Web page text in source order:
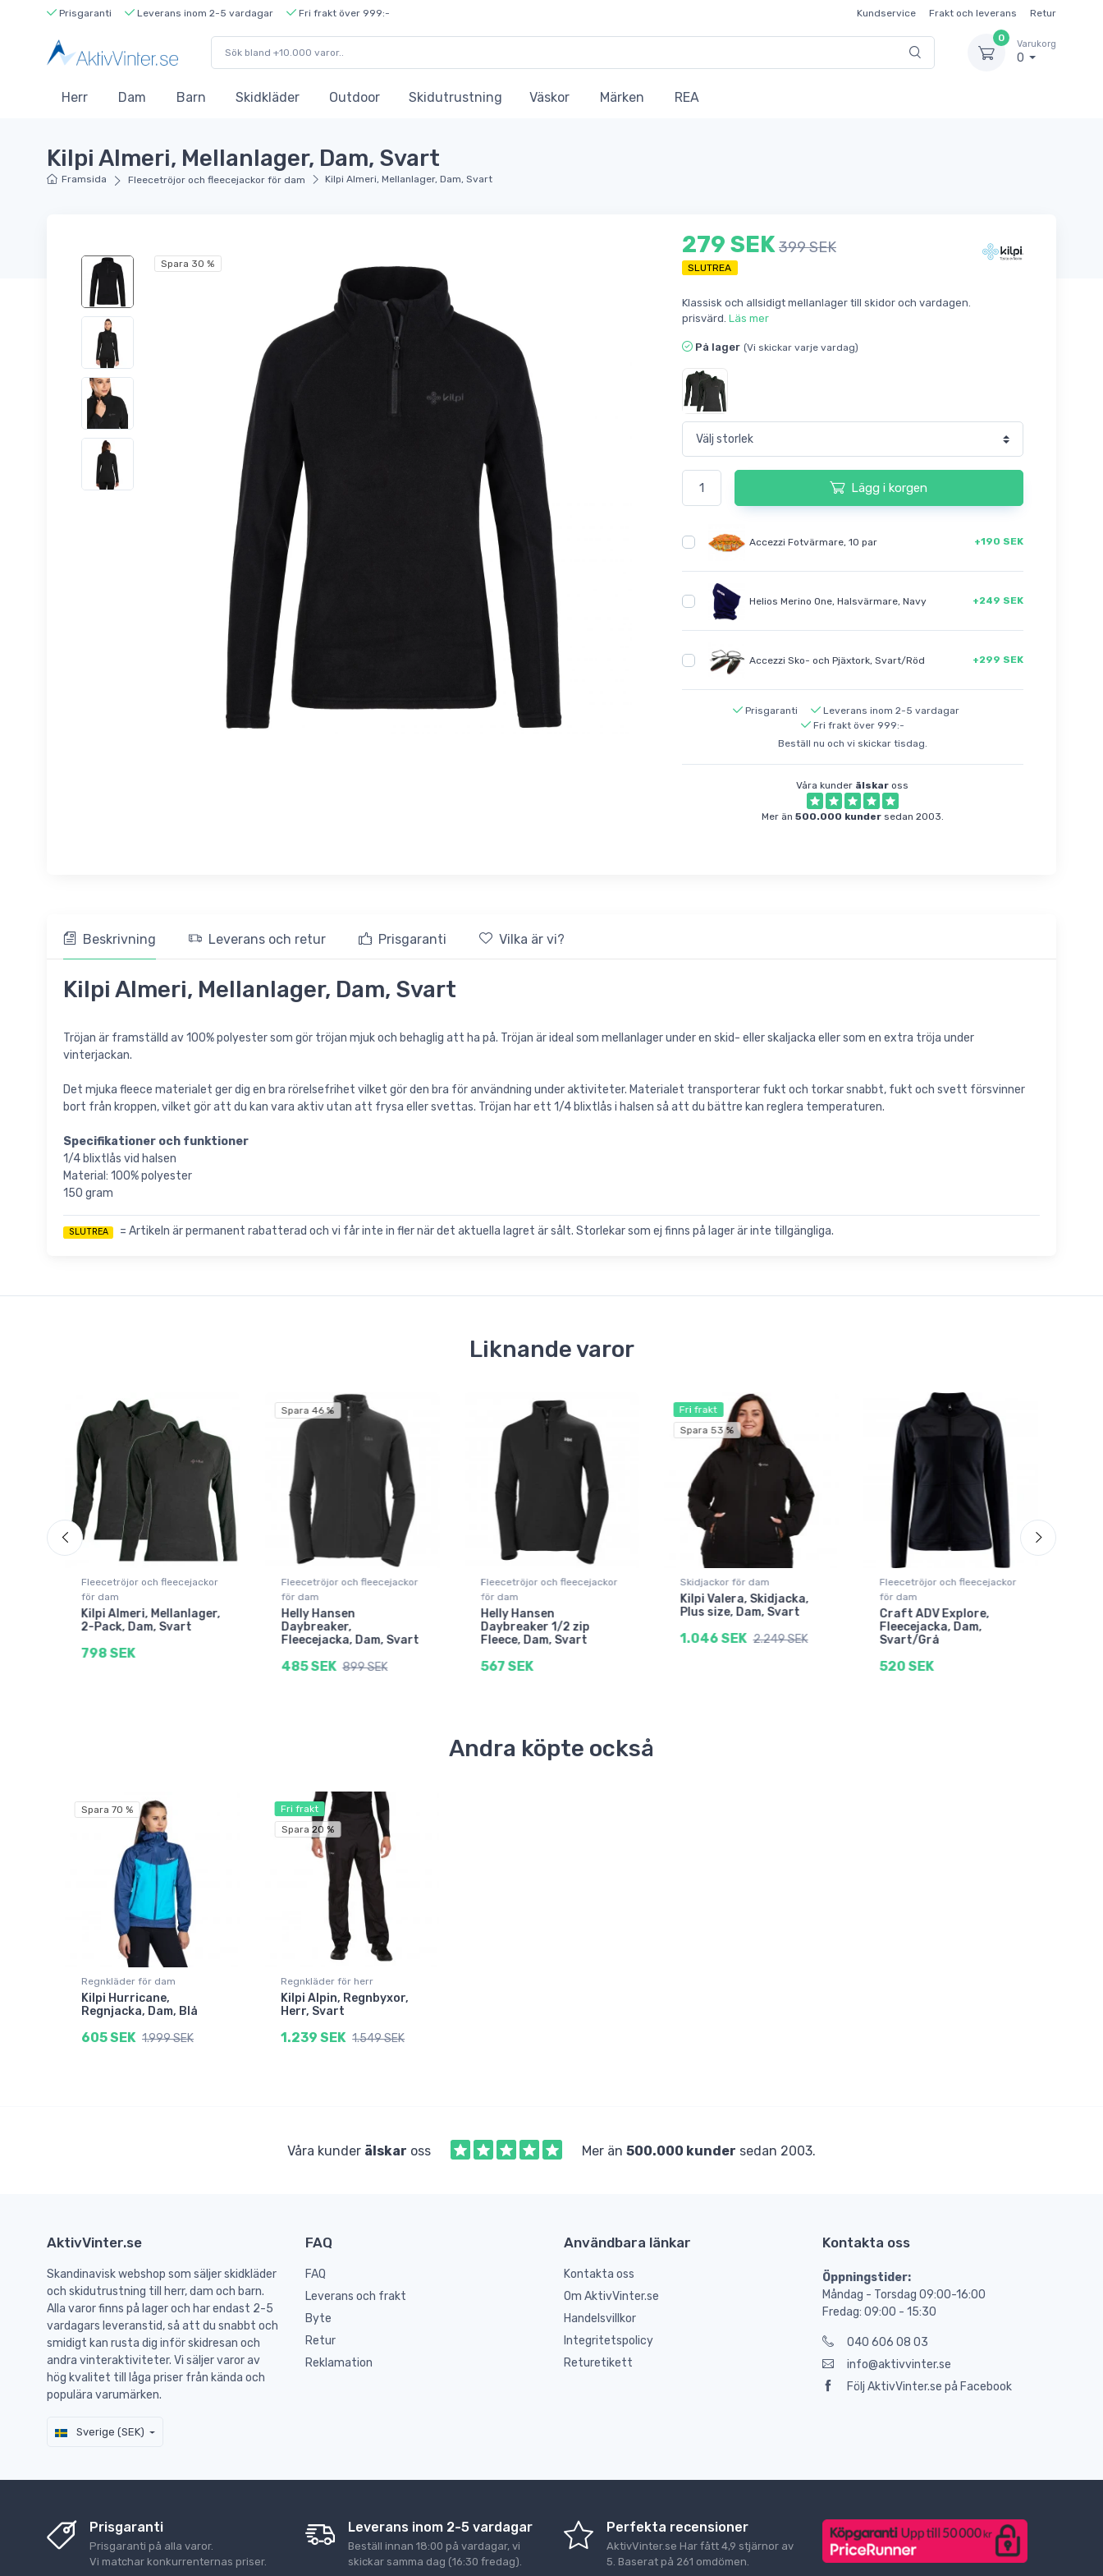
Prisgaranti Leverans inom 2-5 vardagar Fri frakt över 999:- Kundservice Frakt och leverans Retur
0
Varukorg
0
Herr Dam Barn Skidkläder Outdoor Skidutrustning Väskor Märken REA
Kilpi Almeri, Mellanlager, Dam, Svart
Framsida Fleecetröjor och fleecejackor för dam Kilpi Almeri, Mellanlager, Dam, Svart
Spara 30 %
279 SEK 399 SEK
SLUTREA
Klassisk och allsidigt mellanlager till skidor och vardagen.
prisvärd. Läs mer
På lager (Vi skickar varje vardag)
Lägg i korgen
Accezzi Fotvärmare, 10 par +190 SEK
Helios Merino One, Halsvärmare, Navy +249 SEK
Accezzi Sko- och Pjäxtork, Svart/Röd +299 SEK
Prisgaranti
Leverans inom 2-5 vardagar
Fri frakt över 999:-
Beställ nu och vi skickar tisdag.
Våra kunder älskar oss
Mer än 500.000 kundersedan 2003.
Beskrivning Leverans och retur Prisgaranti Vilka är vi?
Kilpi Almeri, Mellanlager, Dam, Svart
Tröjan är framställd av 100% polyester som gör tröjan mjuk och behaglig att ha på. Tröjan är ideal som mellanlager under en skid- eller skaljacka eller som en extra tröja under
vinterjackan.
Det mjuka fleece materialet ger dig en bra rörelsefrihet vilket gör den bra för användning under aktiviteter. Materialet transporterar fukt och torkar snabbt, fukt och svett försvinner
bort från kroppen, vilket gör att du kan vara aktiv utan att frysa eller svettas. Tröjan har ett 1/4 blixtlås i halsen så att du bättre kan reglera temperaturen.
Specifikationer och funktioner
1/4 blixtlås vid halsen
Material: 100% polyester
150 gram
SLUTREA = Artikeln är permanent rabatterad och vi får inte in fler när det aktuella lagret är sålt. Storlekar som ej finns på lager är inte tillgängliga.
Liknande varor
Fleecetröjor och fleecejackor
för dam
Kilpi Almeri, Mellanlager,
2-Pack, Dam, Svart
798 SEK
Spara 46 %
Fleecetröjor och fleecejackor
för dam
Helly Hansen
Daybreaker,
Fleecejacka, Dam, Svart
485 SEK 899 SEK
Fleecetröjor och fleecejackor
för dam
Helly Hansen
Daybreaker 1/2 zip
Fleece, Dam, Svart
567 SEK
Fri frakt
Spara 53 %
Skidjackor för dam
Kilpi Valera, Skidjacka,
Plus size, Dam, Svart
1.046 SEK 2.249 SEK
Fleecetröjor och fleecejackor
för dam
Craft ADV Explore,
Fleecejacka, Dam,
Svart/Grå
520 SEK
Andra köpte också
Spara 70 %
Regnkläder för dam
Kilpi Hurricane,
Regnjacka, Dam, Blå
605 SEK 1.999 SEK
Fri frakt
Spara 20 %
Regnkläder för herr
Kilpi Alpin, Regnbyxor,
Herr, Svart
1.239 SEK 1.549 SEK
Våra kunder älskar oss Mer än 500.000 kunder sedan 2003.
AktivVinter.se
Skandinavisk webshop som säljer skidkläder
och skidutrustning till herr, dam och barn.
Alla varor finns på lager och har endast 2-5
vardagars leveranstid, så att du snabbt och
smidigt kan rusta dig inför skidresan och
andra vinteraktiviteter. Vi säljer varor av
hög kvalitet till låga priser från kända och
populära varumärken.
Sverige (SEK)
FAQ
FAQ
Leverans och frakt
Byte
Retur
Reklamation
Användbara länkar
Kontakta oss
Om AktivVinter.se
Handelsvillkor
Integritetspolicy
Returetikett
Kontakta oss
Öppningstider:
Måndag - Torsdag 09:00-16:00
Fredag: 09:00 - 15:30
040 606 08 03
info@aktivvinter.se
Följ AktivVinter.se på Facebook
Prisgaranti
Prisgaranti på alla varor.
Vi matchar konkurrenternas priser.
Leverans inom 2-5 vardagar
Beställ innan 18:00 på vardagar, vi
skickar samma dag (16:30 fredag).
Perfekta recensioner
AktivVinter.se Har fått 4,9 stjärnor av
5. Baserat på 261 omdömen.